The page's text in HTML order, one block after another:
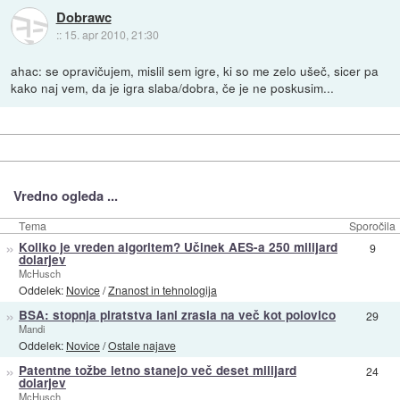
Dobrawc
:: 15. apr 2010, 21:30
ahac: se opravičujem, mislil sem igre, ki so me zelo ušeč, sicer pa
kako naj vem, da je igra slaba/dobra, če je ne poskusim...
Vredno ogleda ...
Tema Sporočila
» Koliko je vreden algoritem? Učinek AES-a 250 milijard
dolarjev
McHusch
Oddelek: Novice/Znanost in tehnologija
9
» BSA: stopnja piratstva lani zrasla na več kot polovico
Mandi
Oddelek: Novice/Ostale najave
29
» Patentne tožbe letno stanejo več deset milijard
dolarjev
McHusch
24